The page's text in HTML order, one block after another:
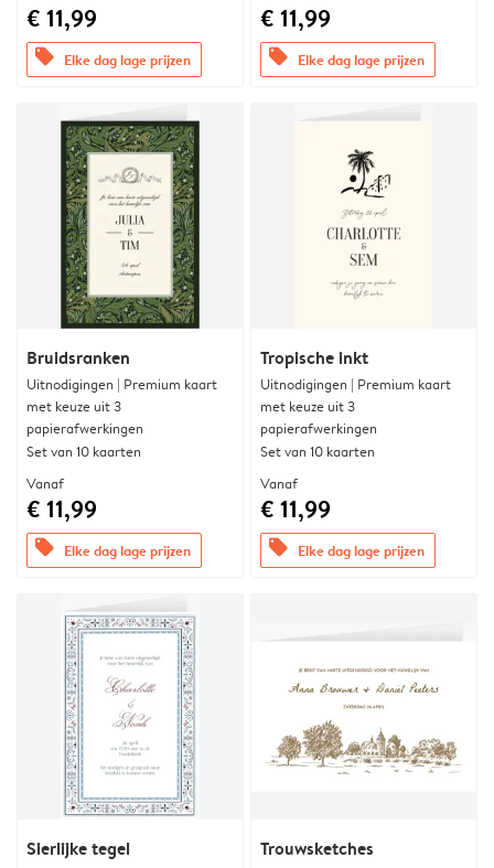
€ 11,99
offers Elke dag lage prijzen
€ 11,99
offers Elke dag lage prijzen
Bruidsranken
Uitnodigingen | Premium kaart
met keuze uit 3
papierafwerkingen
Set van 10 kaarten
Vanaf
€ 11,99
offers Elke dag lage prijzen
Tropische inkt
Uitnodigingen | Premium kaart
met keuze uit 3
papierafwerkingen
Set van 10 kaarten
Vanaf
€ 11,99
offers Elke dag lage prijzen
Sierlijke tegel Trouwsketches